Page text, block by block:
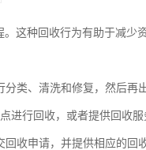
这种回收行为有助于减少
类、清洗和修复，然后再
进行回收，或者提供回收服
收申请，并提供相应的回